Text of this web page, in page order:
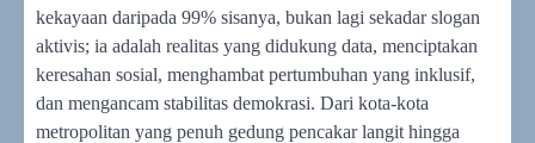
kekayaan daripada 99% sisanya, bukan lagi sekadar slogan
aktivis; ia adalah realitas yang didukung data, menciptakan
keresahan sosial, menghambat pertumbuhan yang inklusif,
dan mengancam stabilitas demokrasi. Dari kota-kota
metropolitan yang penuh gedung pencakar langit hingga